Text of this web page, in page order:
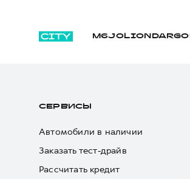
M6JOLION DARGO
СЕРВИСЫ
Автомобили в наличии
Заказать тест-драйв
Рассчитать кредит